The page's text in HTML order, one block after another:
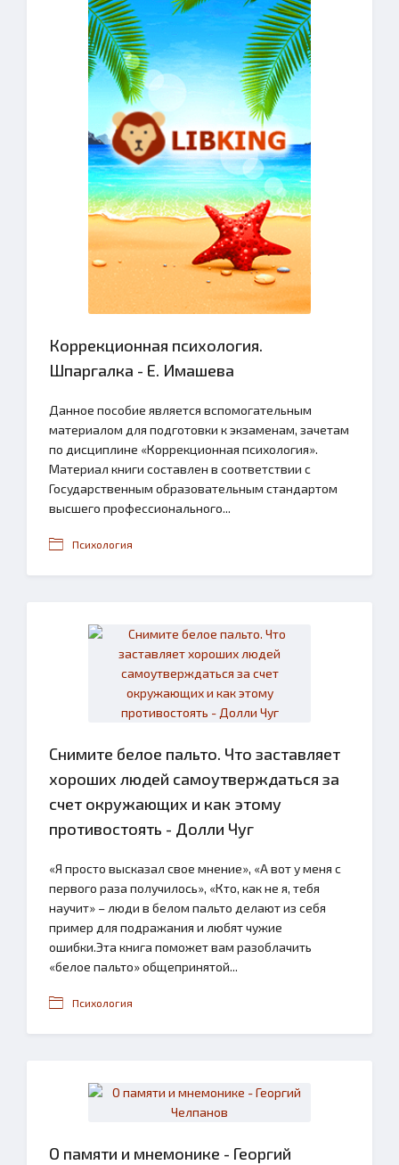
Коррекционная психология.
Шпаргалка - Е. Имашева
Данное пособие является вспомогательным
материалом для подготовки к экзаменам, зачетам
по дисциплине «Коррекционная психология».
Материал книги составлен в соответствии с
Государственным образовательным стандартом
высшего профессионального...
Психология
Снимите белое пальто. Что заставляет
хороших людей самоутверждаться за
счет окружающих и как этому
противостоять - Долли Чуг
«Я просто высказал свое мнение», «А вот у меня с
первого раза получилось», «Кто, как не я, тебя
научит» – люди в белом пальто делают из себя
пример для подражания и любят чужие
ошибки.Эта книга поможет вам разоблачить
«белое пальто» общепринятой...
Психология
О памяти и мнемонике - Георгий